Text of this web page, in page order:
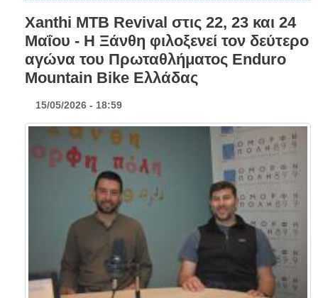
Xanthi MTB Revival στις 22, 23 και 24
Μαΐου - Η Ξάνθη φιλοξενεί τον δεύτερο
αγώνα του Πρωταθλήματος Enduro
Mountain Bike Ελλάδας
15/05/2026 - 18:59